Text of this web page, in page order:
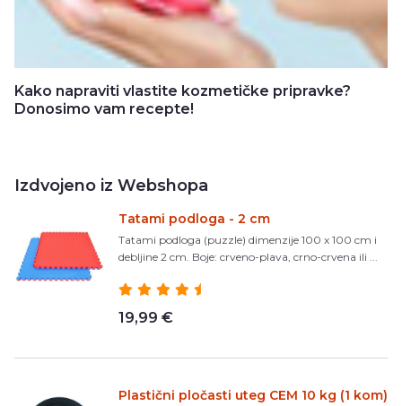
Kako napraviti vlastite kozmetičke pripravke?
Donosimo vam recepte!
Izdvojeno iz Webshopa
Tatami podloga - 2 cm
Tatami podloga (puzzle) dimenzije 100 x 100 cm i
debljine 2 cm. Boje: crveno-plava, crno-crvena ili ...
19,99 €
Plastični pločasti uteg CEM 10 kg (1 kom)